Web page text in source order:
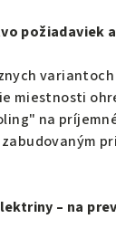
požiadaviek
miestnosti
na
– na